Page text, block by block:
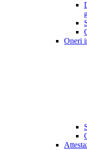
Oneri